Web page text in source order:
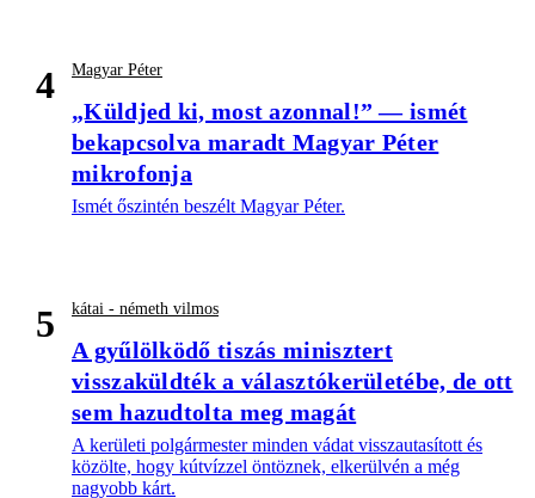
4 Magyar Péter
„Küldjed ki, most azonnal!” — ismét
bekapcsolva maradt Magyar Péter
mikrofonja
Ismét őszintén beszélt Magyar Péter.
5 kátai - németh vilmos
A gyűlölködő tiszás minisztert
visszaküldték a választókerületébe, de ott
sem hazudtolta meg magát
A kerületi polgármester minden vádat visszautasított és
közölte, hogy kútvízzel öntöznek, elkerülvén a még
nagyobb kárt.